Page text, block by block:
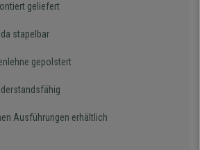
geliefert
stapelbar
gepolstert
Ausführungen erhältlich